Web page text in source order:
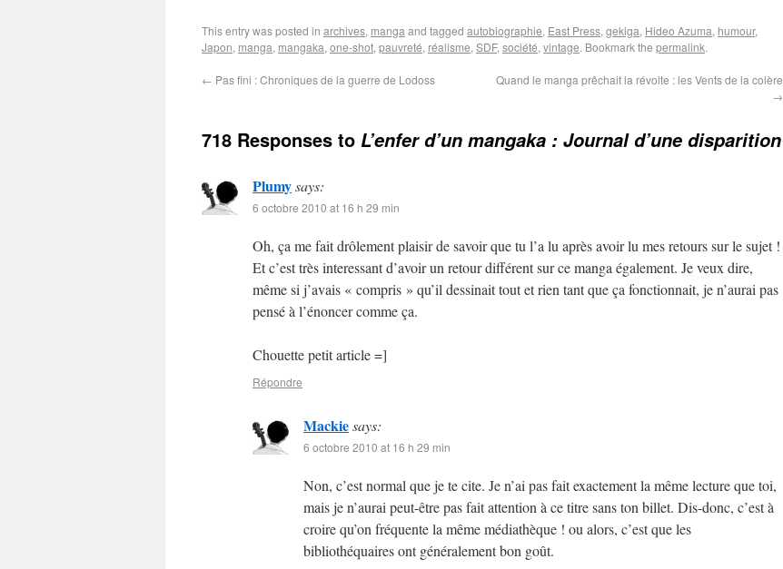
This entry was posted in archives, manga and tagged autobiographie, East Press, gekiga, Hideo Azuma, humour,
Japon, manga, mangaka, one-shot, pauvreté, réalisme, SDF, société, vintage. Bookmark the permalink.
← Pas fini : Chroniques de la guerre de Lodoss
Quand le manga prêchait la révolte : les Vents de la colère
→
718 Responses to L’enfer d’un mangaka : Journal d’une disparition
Plumysays:
6 octobre 2010 at 16 h 29 min
Oh, ça me fait drôlement plaisir de savoir que tu l’a lu après avoir lu mes retours sur le sujet !
Et c’est très interessant d’avoir un retour différent sur ce manga également. Je veux dire,
même si j’avais « compris » qu’il dessinait tout et rien tant que ça fonctionnait, je n’aurai pas
pensé à l’énoncer comme ça.
Chouette petit article =]
Répondre
Mackiesays:
6 octobre 2010 at 16 h 29 min
Non, c’est normal que je te cite. Je n’ai pas fait exactement la même lecture que toi,
mais je n’aurai peut-être pas fait attention à ce titre sans ton billet. Dis-donc, c’est à
croire qu’on fréquente la même médiathèque ! ou alors, c’est que les
bibliothéquaires ont généralement bon goût.